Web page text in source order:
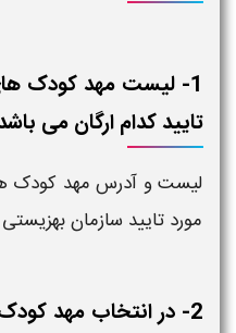
1- لیست مهد کودک های
تایید کدام ارگان می باشد ؟
لیست و آدرس مهد کودک هایی
مورد تایید سازمان
2- در انتخاب مهد کودک